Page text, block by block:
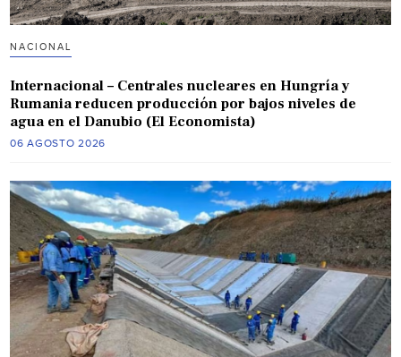
NACIONAL
Internacional – Centrales nucleares en Hungría y
Rumania reducen producción por bajos niveles de
agua en el Danubio (El Economista)
06 AGOSTO 2026